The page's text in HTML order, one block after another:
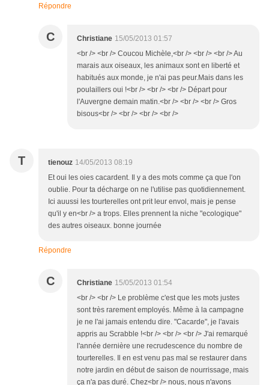
Répondre
C Christiane 15/05/2013 01:57
<br /> <br /> Coucou Michèle,<br /> <br /> <br /> Au
marais aux oiseaux, les animaux sont en liberté et
habitués aux monde, je n'ai pas peur.Mais dans les
poulaillers oui !<br /> <br /> <br /> Départ pour
l'Auvergne demain matin.<br /> <br /> <br /> Gros
bisous<br /> <br /> <br /> <br />
T tienouz 14/05/2013 08:19
Et oui les oies cacardent. Il y a des mots comme ça que l'on
oublie. Pour ta décharge on ne l'utilise pas quotidiennement.
Ici auussi les tourterelles ont prit leur envol, mais je pense
qu'il y en<br /> a trops. Elles prennent la niche "ecologique"
des autres oiseaux. bonne journée
Répondre
C Christiane 15/05/2013 01:54
<br /> <br /> Le problème c'est que les mots justes
sont très rarement employés. Même à la campagne
je ne l'ai jamais entendu dire. "Cacarde", je l'avais
appris au Scrabble !<br /> <br /> <br /> J'ai remarqué
l'année dernière une recrudescence du nombre de
tourterelles. Il en est venu pas mal se restaurer dans
notre jardin en début de saison de nourrissage, mais
ça n'a pas duré. Chez<br /> nous, nous n'avons